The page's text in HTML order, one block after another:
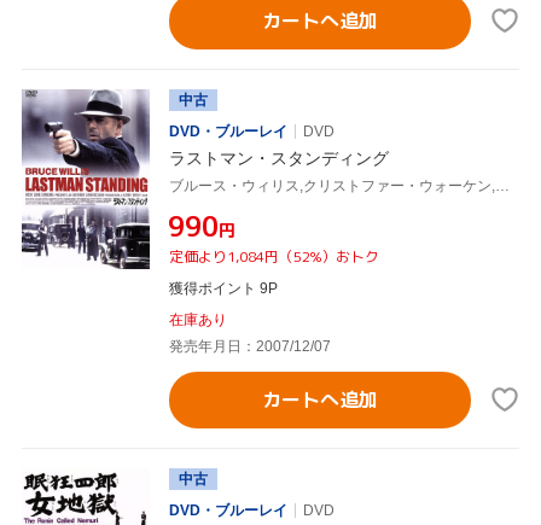
カートへ追加
中古
DVD・ブルーレイ
DVD
ラストマン・スタンディング
¥990円
定価より1,084円（52%）おトク
獲得ポイント 9P
在庫あり
発売年月日：2007/12/07
カートへ追加
中古
DVD・ブルーレイ
DVD